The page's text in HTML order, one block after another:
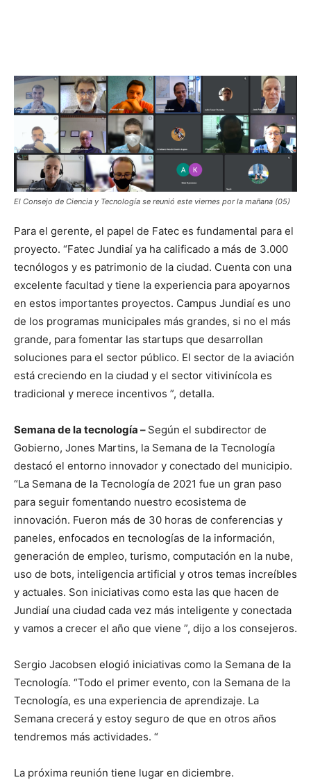
El Consejo de Ciencia y Tecnología se reunió este viernes por la mañana (05)
Para el gerente, el papel de Fatec es fundamental para el
proyecto. “Fatec Jundiaí ya ha calificado a más de 3.000
tecnólogos y es patrimonio de la ciudad. Cuenta con una
excelente facultad y tiene la experiencia para apoyarnos
en estos importantes proyectos. Campus Jundiaí es uno
de los programas municipales más grandes, si no el más
grande, para fomentar las startups que desarrollan
soluciones para el sector público. El sector de la aviación
está creciendo en la ciudad y el sector vitivinícola es
tradicional y merece incentivos ”, detalla.
Semana de la tecnología – Según el subdirector de
Gobierno, Jones Martins, la Semana de la Tecnología
destacó el entorno innovador y conectado del municipio.
“La Semana de la Tecnología de 2021 fue un gran paso
para seguir fomentando nuestro ecosistema de
innovación. Fueron más de 30 horas de conferencias y
paneles, enfocados en tecnologías de la información,
generación de empleo, turismo, computación en la nube,
uso de bots, inteligencia artificial y otros temas increíbles
y actuales. Son iniciativas como esta las que hacen de
Jundiaí una ciudad cada vez más inteligente y conectada
y vamos a crecer el año que viene ”, dijo a los consejeros.
Sergio Jacobsen elogió iniciativas como la Semana de la
Tecnología. “Todo el primer evento, con la Semana de la
Tecnología, es una experiencia de aprendizaje. La
Semana crecerá y estoy seguro de que en otros años
tendremos más actividades. “
La próxima reunión tiene lugar en diciembre.